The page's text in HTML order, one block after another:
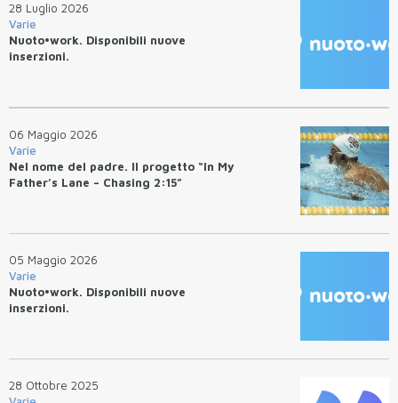
28 Luglio 2026
Varie
Nuoto•work. Disponibili nuove
inserzioni.
06 Maggio 2026
Varie
Nel nome del padre. Il progetto “In My
Father’s Lane – Chasing 2:15”
05 Maggio 2026
Varie
Nuoto•work. Disponibili nuove
inserzioni.
28 Ottobre 2025